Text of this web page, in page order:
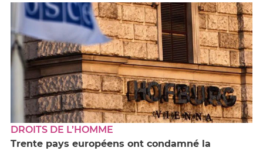
DROITS DE L’HOMME
Trente pays européens ont condamné la